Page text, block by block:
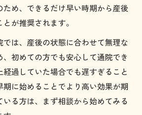
ため、できるだけ早い時期から産後
が推奨されます。
では、産後の状態に合わせて無理な
、初めての方でも安心して通院でき
経過していた場合でも遅すぎること
期に始めることでより高い効果が期
る方は、まず相談から始めてみる